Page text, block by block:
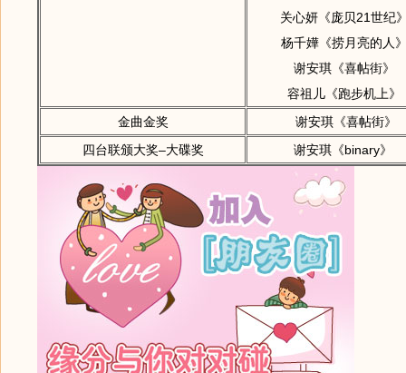
关心妍《庞贝21世纪
杨千嬅《捞月亮的人
谢安琪《喜帖街》
容祖儿《跑步机上》
金曲金奖
谢安琪《喜帖街》
四台联颁大奖–大碟奖
谢安琪《binary》